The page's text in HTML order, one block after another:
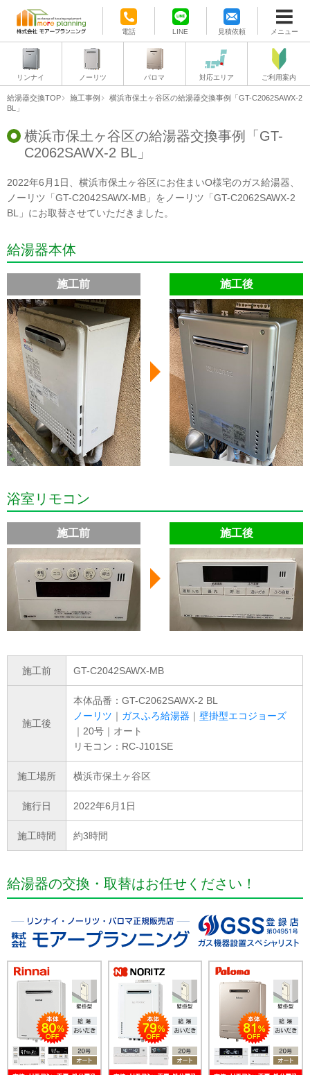
電話 LINE 見積依頼 メニュー
リンナイ ノーリツ パロマ 対応エリア ご利用案内
給湯器交換TOP 施工事例
横浜市保土ヶ谷区の給湯器交換事例「GT-C2062SAWX-2
BL」
横浜市保土ヶ谷区の給湯器交換事例「GT-
C2062SAWX-2 BL」
2022年6月1日、横浜市保土ヶ谷区にお住まいO様宅のガス給湯器、
ノーリツ「GT-C2042SAWX-MB」をノーリツ「GT-C2062SAWX-2
BL」にお取替させていただきました。
給湯器本体
施工前 施工後
浴室リモコン
施工前 施工後
施工前 GT-C2042SAWX-MB
施工後
本体品番：GT-C2062SAWX-2 BL
ノーリツ ｜ ガスふろ給湯器 ｜ 壁掛型エコジョーズ
｜20号｜オート
リモコン：RC-J101SE
施工場所 横浜市保土ヶ谷区
施行日 2022年6月1日
施工時間 約3時間
給湯器の交換・取替はお任せください！